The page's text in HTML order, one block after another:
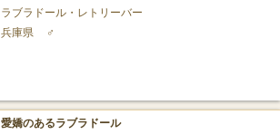
ラブラドール・レトリーバー
兵庫県
♂
愛嬌のあるラブラドール